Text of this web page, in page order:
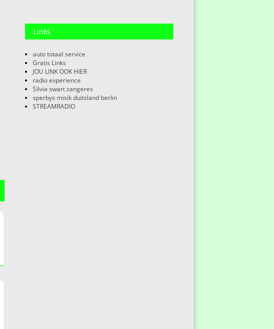
Links
auto totaal service
Gratis Links
JOU LINK OOK HIER
radio experience
Silvia swart zangeres
sperbys misik duitsland berlin
STREAMRADIO